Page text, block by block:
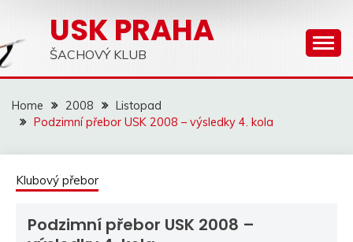
content
USK PRAHA
ŠACHOVÝ KLUB
Home 2008
Listopad
Podzimní přebor USK 2008 – výsledky 4. kola
Klubový přebor
Podzimní přebor USK 2008 –